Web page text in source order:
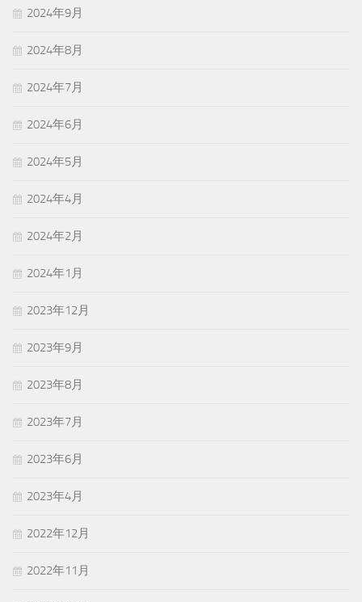
2024年9月
2024年8月
2024年7月
2024年6月
2024年5月
2024年4月
2024年2月
2024年1月
2023年12月
2023年9月
2023年8月
2023年7月
2023年6月
2023年4月
2022年12月
2022年11月